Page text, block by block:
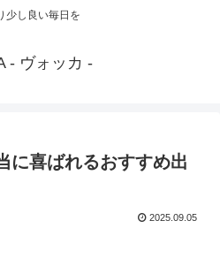
少し良い毎日を
- ヴォッカ -
に喜ばれるおすすめ出
2025.09.05